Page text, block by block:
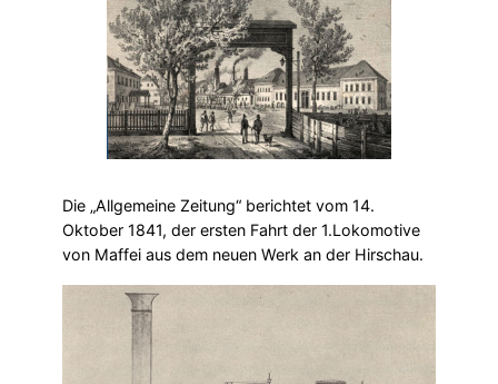
Die „Allgemeine Zeitung“ berichtet vom 14.
Oktober 1841, der ersten Fahrt der 1.Lokomotive
von Maffei aus dem neuen Werk an der Hirschau.